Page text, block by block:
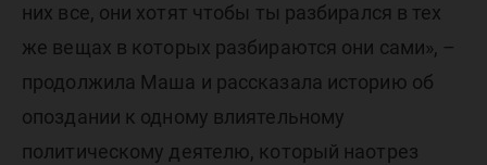
них все, они хотят чтобы ты разбирался в тех
же вещах в которых разбираются они сами», –
продолжила Маша и рассказала историю об
опоздании к одному влиятельному
политическому деятелю, который наотрез